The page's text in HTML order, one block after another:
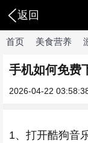
返回
首页 美食营养
手机如何免费
2026-04-22
1、打开酷狗音